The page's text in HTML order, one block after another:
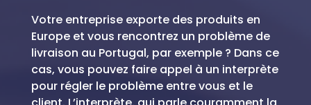
Votre entreprise exporte des produits en
Europe et vous rencontrez un problème de
livraison au Portugal, par exemple ? Dans ce
cas, vous pouvez faire appel à un interprète
pour régler le problème entre vous et le